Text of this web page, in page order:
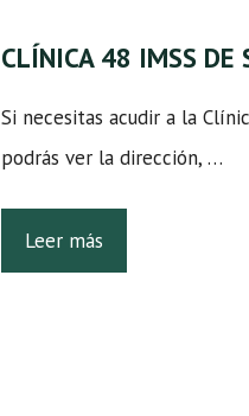
CLÍNICA 48 IMSS DE
Si necesitas acudir a la
podrás ver la dirección, …
Leer más